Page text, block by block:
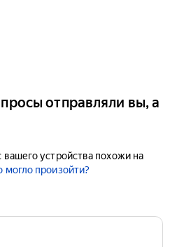
отправляли вы, а
устройства похожи на
могло произойти?